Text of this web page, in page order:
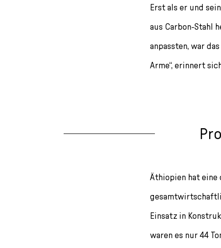
Erst als er und
aus Carbon-Stahl
anpassten, war
Arme“, erinnert
Äthiopien hat eine
Einsatz in
waren es nur 44